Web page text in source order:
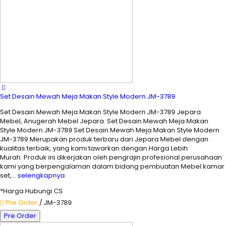
Set Desain Mewah Meja Makan Style Modern JM-3789
Set Desain Mewah Meja Makan Style Modern JM-3789 Jepara
Mebel, Anugerah Mebel Jepara. Set Desain Mewah Meja Makan
Style Modern JM-3789 Set Desain Mewah Meja Makan Style Modern
JM-3789 Merupakan produk terbaru dari Jepara Mebel dengan
kualitas terbaik, yang kami tawarkan dengan Harga Lebih
Murah. Produk ini dikerjakan oleh pengrajin profesional perusahaan
kami yang berpengalaman dalam bidang pembuatan Mebel kamar
set,… selengkapnya
*Harga Hubungi CS
Pre Order / JM-3789
Pre Order